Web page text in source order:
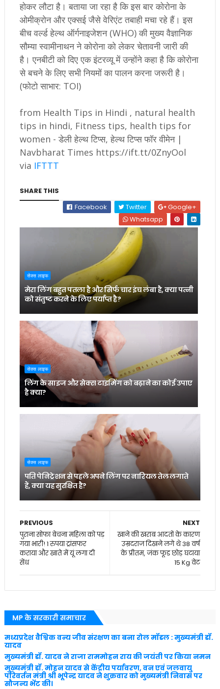
होकर लौटा है। बताया जा रहा है कि इस बार कोरोना के
ओमीक्रोन और एक्सई जैसे वेरिएंट तबाही मचा रहे हैं। इस
बीच वर्ल्ड हेल्थ ऑर्गनाइजेशन (WHO) की मुख्य वैज्ञानिक
सौम्या स्वामीनाथन ने कोरोना को लेकर चेतावनी जारी की
है। एनबीटी को दिए एक इंटरव्यू में उन्होंने कहा है कि कोरोना
से बचने के लिए सभी नियमों का पालन करना जरूरी है।
(फोटो साभार: TOI)
from Health Tips in Hindi , natural health
tips in hindi, Fitness tips, health tips for
women - डेली हेल्थ टिप्स, हेल्थ टिप्स फॉर वीमेन |
Navbharat Times https://ift.tt/0ZnyOol
via IFTTT
SHARE THIS
Facebook
Twitter
Google+
Whatsapp
सेक्स लाइफ
मेरा लिंग बहुत पतला है और सिर्फ चार इंच लंबा है, क्या पत्नी
को संतुष्ट करने के लिए पर्याप्त है?
सेक्स लाइफ
लिंग के साइज और सेक्स टाइमिंग को बढ़ाने का कोई उपाए
है क्या?
सेक्स लाइफ
पति पेनिट्रेशन से पहले अपने लिंग पर नारियल तेल लगाते
हैं, क्या यह सुरक्षित है?
NEXT
खाने की खराब आदतों के कारण
उम्रदराज दिखने लगे थे 38 वर्ष
के प्रीतम, जंक फूड छोड़ घटाया
15 Kg वेट
PREVIOUS
पुराना सोफा बेचना महिला को पड़
गया भारी! 1 रुपया ट्रांसफर
कराया और खाते में यूं लगा दी
सेंध
MP के सरकारी समाचार
मध्यप्रदेश वैश्विक वन्य जीव संरक्षण का बना रोल मॉडल : मुख्यमंत्री डॉ.
यादव
मुख्यमंत्री डॉ. यादव ने राजा राममोहन राय की जयंती पर किया नमन
मुख्यमंत्री डॉ. मोहन यादव से केंद्रीय पर्यावरण, वन एवं जलवायु
परिवर्तन मंत्री श्री भूपेन्द्र यादव ने शुक्रवार को मुख्यमंत्री निवास पर
सौजन्य भेंट की।